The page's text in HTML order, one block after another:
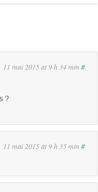
11 mai 2015 at 9 h 34 min #
?
11 mai 2015 at 9 h 35 min #